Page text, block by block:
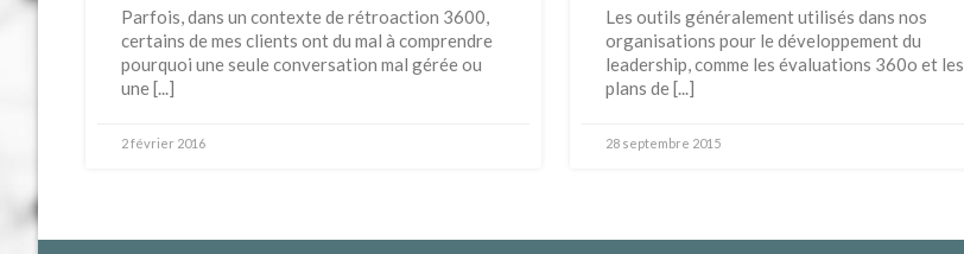
Parfois, dans un contexte de rétroaction 3600,
certains de mes clients ont du mal à comprendre
pourquoi une seule conversation mal gérée ou
une [...]
2 février 2016
Les outils généralement utilisés dans nos
organisations pour le développement du
leadership, comme les évaluations 360o et les
plans de [...]
28 septembre 2015